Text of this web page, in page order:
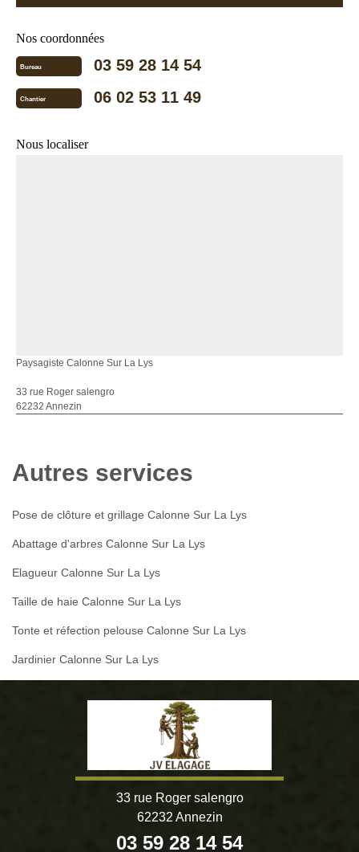
Nos coordonnées
Bureau 03 59 28 14 54
Chantier 06 02 53 11 49
Nous localiser
Paysagiste Calonne Sur La Lys
33 rue Roger salengro
62232 Annezin
Autres services
Pose de clôture et grillage Calonne Sur La Lys
Abattage d'arbres Calonne Sur La Lys
Elagueur Calonne Sur La Lys
Taille de haie Calonne Sur La Lys
Tonte et réfection pelouse Calonne Sur La Lys
Jardinier Calonne Sur La Lys
33 rue Roger salengro
62232 Annezin
03 59 28 14 54